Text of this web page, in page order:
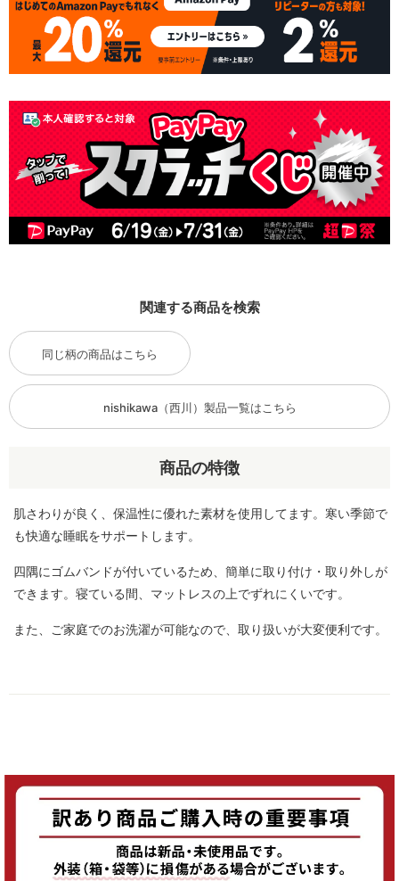
商品の特徴
肌さわりが良く、保温性に優れた素材を使用してます。寒い季節で
も快適な睡眠をサポートします。
四隅にゴムバンドが付いているため、簡単に取り付け・取り外しが
できます。寝ている間、マットレスの上でずれにくいです。
また、ご家庭でのお洗濯が可能なので、取り扱いが大変便利です。
関連する商品を検索
同じ柄の商品はこちら
nishikawa（西川）製品一覧はこちら